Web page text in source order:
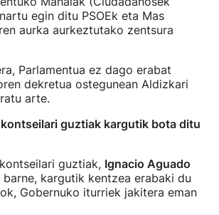
egin ditu PSOEk eta Mas
aurka aurkeztutako zentsura
Parlamentua ez dago erabat
dekretua ostegunean Aldizkari
arte.
guztiak kargutik bota ditu
guztiak, Ignacio Aguado
kargutik kentzea erabaki du
Gobernuko iturriek jakitera eman